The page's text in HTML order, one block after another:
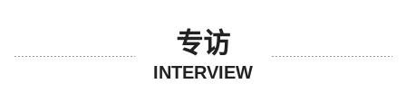
专访
INTERVIEW